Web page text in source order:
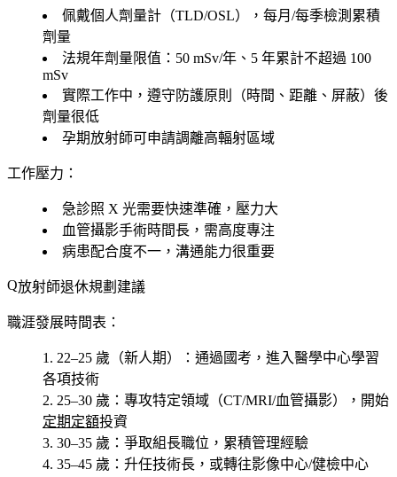
佩戴個人劑量計（TLD/OSL），每月/每季檢測累積
劑量
法規年劑量限值：50 mSv/年、5 年累計不超過 100
mSv
實際工作中，遵守防護原則（時間、距離、屏蔽）後
劑量很低
孕期放射師可申請調離高輻射區域
工作壓力：
急診照 X 光需要快速準確，壓力大
血管攝影手術時間長，需高度專注
病患配合度不一，溝通能力很重要
放射師退休規劃建議
職涯發展時間表：
22–25 歲（新人期）
：通過國考，進入醫學中心學習
各項技術
25–30 歲 ：專攻特定領域（CT/MRI/血管攝影），開始
定期定額投資
30–35 歲 ：爭取組長職位，累積管理經驗
35–45 歲 ：升任技術長，或轉往影像中心/健檢中心